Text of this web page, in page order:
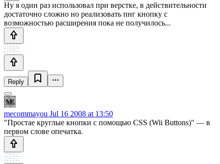
Ну я один раз использовал при верстке, в действительности
достаточно сложно но реализовать пнг кнопку с
возможностью расширения пока не получилось...
Reply
mecommayou Jul 16 2008 at 13:50
"Простае круглые кнопки с помощью CSS (Wii Buttons)" — в
первом слове опечатка.